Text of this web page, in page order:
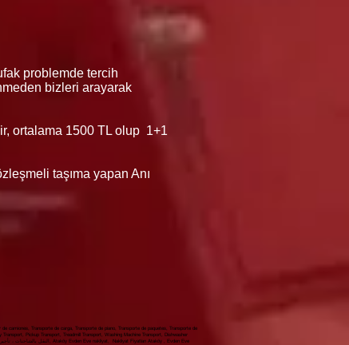
problemde tercih
bizleri arayarak
ortalama 1500 TL olup 1+1
taşıma yapan Anı
de camiones, Transporte de carga, Transporte de piano, Transporte de paquetes, Transporte de
Pickup Transport, Treadmill Transport, Washing Machine Transport, Dishwasher